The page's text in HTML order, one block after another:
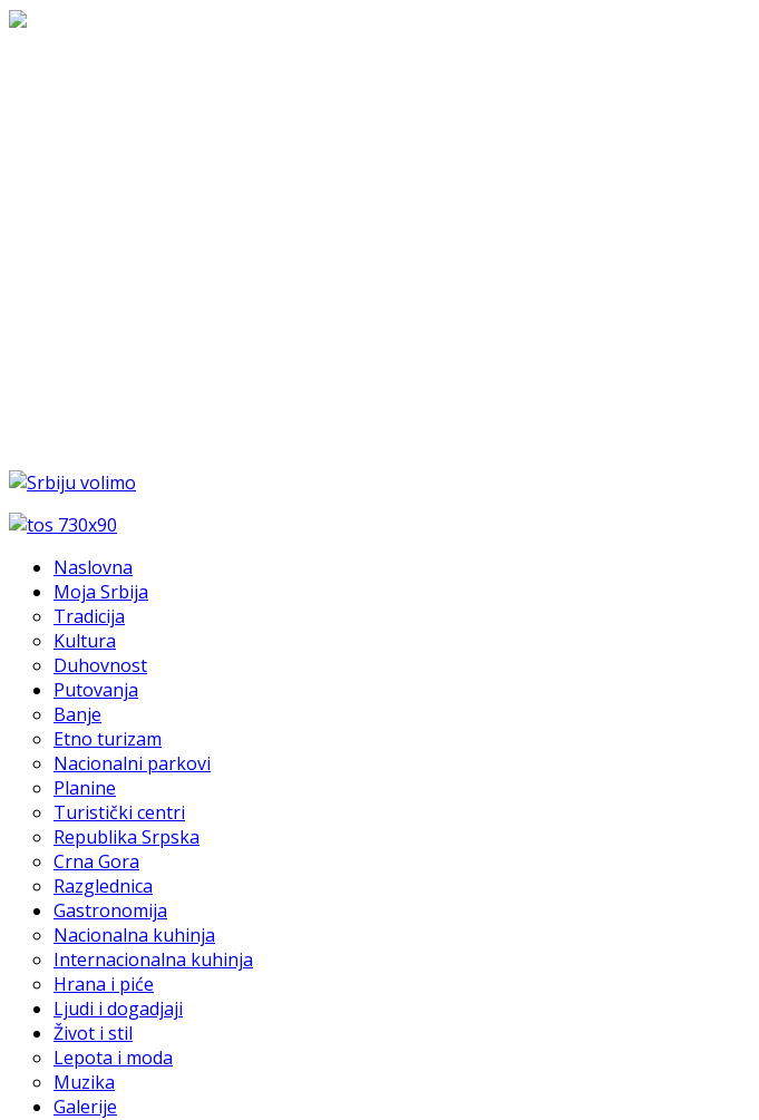
Naslovna
Moja Srbija
Tradicija
Kultura
Duhovnost
Putovanja
Banje
Etno turizam
Nacionalni parkovi
Planine
Turistički centri
Republika Srpska
Crna Gora
Razglednica
Gastronomija
Nacionalna kuhinja
Internacionalna kuhinja
Hrana i piće
Ljudi i dogadjaji
Život i stil
Lepota i moda
Muzika
Galerije